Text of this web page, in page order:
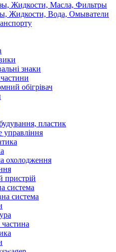
Жидкости, Масла, Фильтры
Жидкости, Вода, Омыватели
знаки
обігрівач
пластик
управління
охолодження
пристрій
система
система